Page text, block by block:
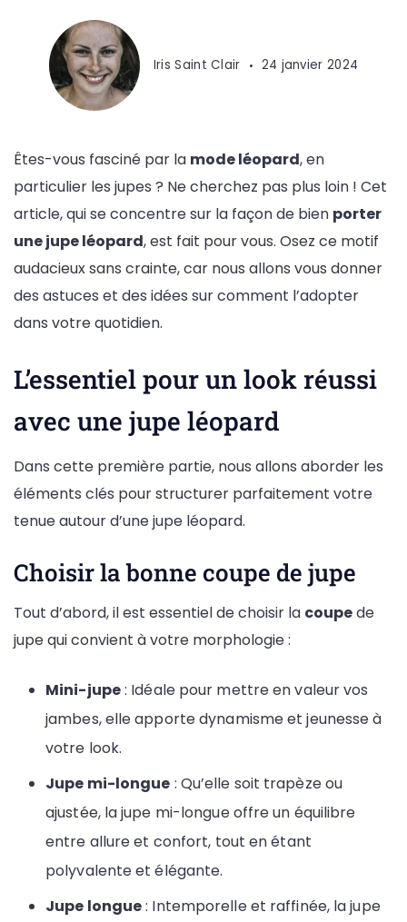
porter
Iris Saint Clair 24 janvier 2024
Êtes-vous fasciné par la mode léopard, en
particulier les jupes ? Ne cherchez pas plus loin ! Cet
article, qui se concentre sur la façon de bien porter
une jupe léopard, est fait pour vous. Osez ce motif
audacieux sans crainte, car nous allons vous donner
des astuces et des idées sur comment l’adopter
dans votre quotidien.
L’essentiel pour un look réussi
avec une jupe léopard
Dans cette première partie, nous allons aborder les
éléments clés pour structurer parfaitement votre
tenue autour d’une jupe léopard.
Choisir la bonne coupe de jupe
Tout d’abord, il est essentiel de choisir la coupede
jupe qui convient à votre morphologie :
Mini-jupe: Idéale pour mettre en valeur vos
jambes, elle apporte dynamisme et jeunesse à
votre look.
Jupe mi-longue : Qu’elle soit trapèze ou
ajustée, la jupe mi-longue offre un équilibre
entre allure et confort, tout en étant
polyvalente et élégante.
Jupe longue: Intemporelle et raffinée, la jupe